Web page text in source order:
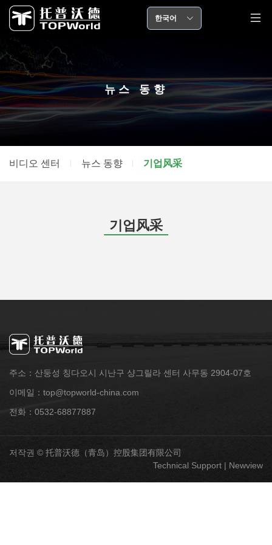
한국어
뉴스 동향
비디오 센터 뉴스 동향 기업风采
기업风采
주소：산둥성 칭다오시 시난구 샹그릴라 센터 사무동 2904-07호
이메일：top@topworld-china.com
전화：0532-68877887
저작권 © 托普沃德（青岛）控股集团有限公司
Technical Support | Newview